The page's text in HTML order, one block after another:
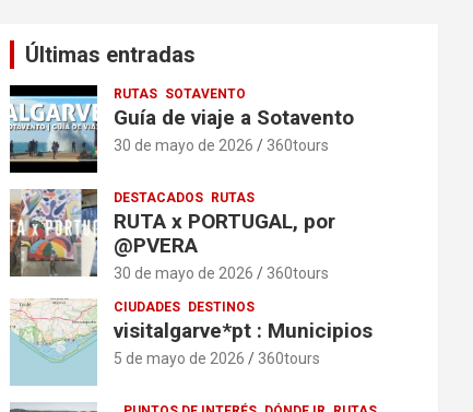
Últimas entradas
RUTAS SOTAVENTO
Guía de viaje a Sotavento
30 de mayo de 2026 360tours
DESTACADOS RUTAS
RUTA x PORTUGAL, por
@PVERA
30 de mayo de 2026 360tours
CIUDADES DESTINOS
visitalgarve*pt : Municipios
5 de mayo de 2026 360tours